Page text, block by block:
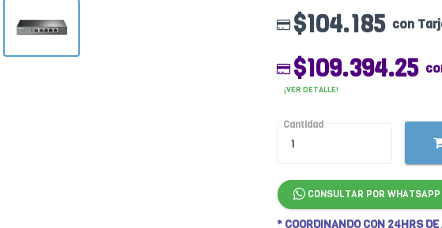
$104.185 con
$109.394.25
¡VER DETALLE!
Cantidad
CONSULTAR POR WHATSAPP
* COORDINANDO CON 24HRS